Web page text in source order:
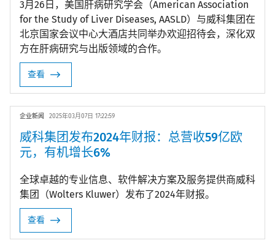
3月26日，美国肝病研究学会（American Association
for the Study of Liver Diseases, AASLD）与威科集团在
北京国家会议中心大酒店共同举办欢迎招待会，深化双
方在肝病研究与出版领域的合作。
查看
企业新闻 2025年03月07日 17:22:59
威科集团发布2024年财报：总营收59亿欧
元，有机增长6%
全球卓越的专业信息、软件解决方案及服务提供商威科
集团（Wolters Kluwer）发布了2024年财报。
查看